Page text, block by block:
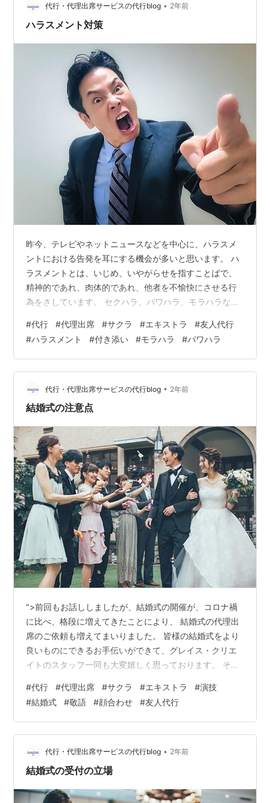
や順位などがダイレクトにお給料に影響します。 しか
し、いつも常連さんにばかり頼っている…
代行・代理出席サービスの代行blog • 2年前
ハラスメント対策
昨今、テレビやネットニュースなどを中心に、ハラスメ
ントにおける告発を耳にする機会が多いと思います。 ハ
ラスメントとは、いじめ、いやがらせを指すことばで、
精神的であれ、肉体的であれ、他者を不愉快にさせる行
為をさしています。 セクハラ、パワハラ、モラハラな
す。 少なくない企業が、ハラスメント対策に力をいれ、
相談の窓口やハラスメントが起きにくくなるよう制度を
検討しています。 しかしながら、なかなか追いついてい
ないのも現状で、 大企業なら専門の部署を作って、大規
模な改革に取り組める余裕もあるかもしれませんが、中
小企業はなかなかそうはいきません。 特に小…
#代行 #代理出席 #サクラ #エキストラ #友人代行
#ハラスメント #付き添い #モラハラ #パワハラ
代行・代理出席サービスの代行blog • 2年前
結婚式の注意点
">前回もお話ししましたが、結婚式の開催が、コロナ禍
に比べ、格段に増えてきたことにより、 結婚式の代理出
席のご依頼も増えてまいりました。 皆様の結婚式をより
良いものにできるお手伝いができて、グレイス・クリエ
イトのスタッフ一同も大変嬉しく思っております。 そん
いるのは、代行がばれてしまうのではないかということ
だと思います。 より安全な代行を完遂するために、ご依
頼人様にもご注意いただきたいことがございますので、
今回は、そんなお話を。 まずなによりご依頼人様に注意
していただきたいのは、敬語です。 もちろん上司役を代
行スタッフに依頼しているなどの場合…
#代行 #代理出席 #サクラ #エキストラ #演技
#結婚式 #敬語 #顔合わせ #友人代行
代行・代理出席サービスの代行blog • 2年前
結婚式の受付の立場